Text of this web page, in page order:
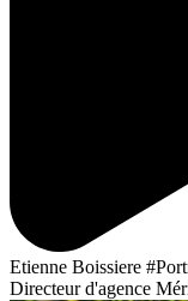
Etienne Boissiere
Directeur d'agence